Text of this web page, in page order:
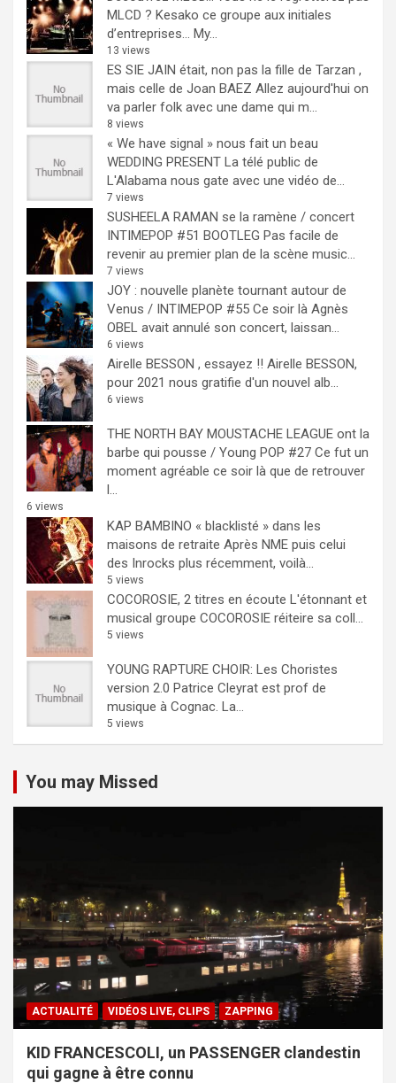
MLCD ? Kesako ce groupe aux initiales
d’entreprises… My...
13 views
ES SIE JAIN était, non pas la fille de Tarzan ,
mais celle de Joan BAEZ Allez aujourd'hui on
va parler folk avec une dame qui m...
8 views
« We have signal » nous fait un beau
WEDDING PRESENT La télé public de
L'Alabama nous gate avec une vidéo de...
7 views
SUSHEELA RAMAN se la ramène / concert
INTIMEPOP #51 BOOTLEG Pas facile de
revenir au premier plan de la scène music...
7 views
JOY : nouvelle planète tournant autour de
Venus / INTIMEPOP #55 Ce soir là Agnès
OBEL avait annulé son concert, laissan...
6 views
Airelle BESSON , essayez !! Airelle BESSON,
pour 2021 nous gratifie d'un nouvel alb...
6 views
THE NORTH BAY MOUSTACHE LEAGUE ont la
barbe qui pousse / Young POP #27 Ce fut un
moment agréable ce soir là que de retrouver
l...
6 views
KAP BAMBINO « blacklisté » dans les
maisons de retraite Après NME puis celui
des Inrocks plus récemment, voilà...
5 views
COCOROSIE, 2 titres en écoute L'étonnant et
musical groupe COCOROSIE réiteire sa coll...
5 views
YOUNG RAPTURE CHOIR: Les Choristes
version 2.0 Patrice Cleyrat est prof de
musique à Cognac. La...
5 views
You may Missed
ACTUALITÉ VIDÉOS LIVE, CLIPS ZAPPING
KID FRANCESCOLI, un PASSENGER clandestin
qui gagne à être connu